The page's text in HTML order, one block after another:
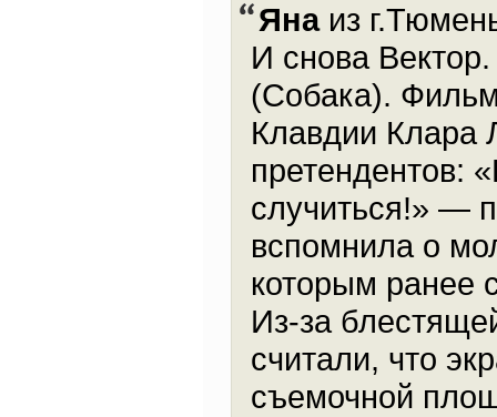
Янаиз
И снова
(Собака).
Клавдии Клара
претендентов:
случиться!» —
вспомнила о
которым ранее
Из-за
считали, что
съемочной